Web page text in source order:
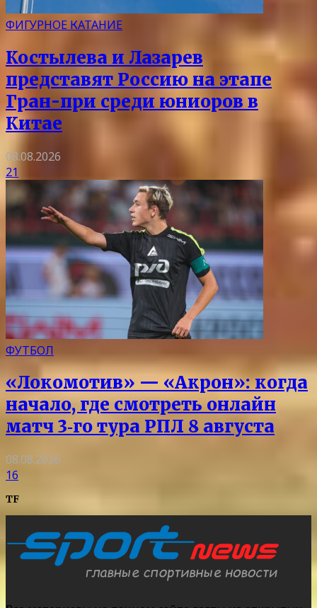
ФИГУРНОЕ КАТАНИЕ
Костылева и Лазарев
представят Россию на этапе
Гран-при среди юниоров в
Китае
08.08.2026
21
ФУТБОЛ
«Локомотив» — «Акрон»: когда
начало, где смотреть онлайн
матч 3‑го тура РПЛ 8 августа
08.08.2026
16
TF